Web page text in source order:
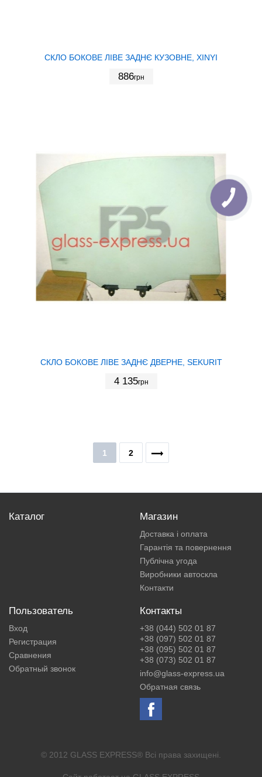
СКЛО БОКОВЕ ЛІВЕ ЗАДНЄ КУЗОВНЕ, XINYI
886грн
СКЛО БОКОВЕ ЛІВЕ ЗАДНЄ ДВЕРНЕ, SEKURIT
4 135грн
1 2
Каталог Магазин
Доставка і оплата
Гарантія та повернення
Публічна угода
Виробники автоскла
Контакти
Пользователь
Вход
Регистрация
Сравнения
Обратный звонок
Контакты
+38 (044) 502 01 87
+38 (097) 502 01 87
+38 (095) 502 01 87
+38 (073) 502 01 87
info@glass-express.ua
Обратная связь
© 2012 GLASS EXPRESS® Всі права захищені.